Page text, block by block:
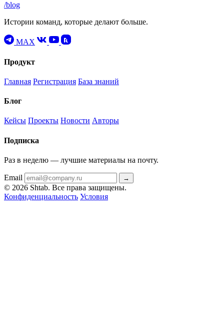
/blog
Истории команд, которые делают больше.
MAX
Продукт
Главная Регистрация База знаний
Блог
Кейсы Проекты Новости Авторы
Подписка
Раз в неделю — лучшие материалы на почту.
Email →
© 2026 Shtab. Все права защищены.
Конфиденциальность Условия